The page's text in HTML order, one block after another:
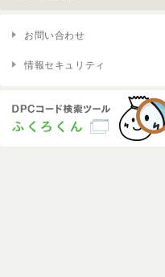
お問い合わせ
情報セキュリティ